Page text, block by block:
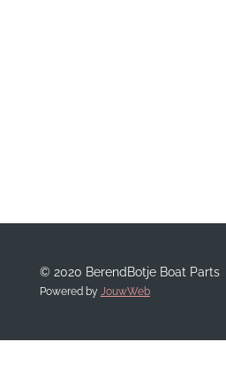
© 2020 BerendBotje Boat Parts
Powered by JouwWeb